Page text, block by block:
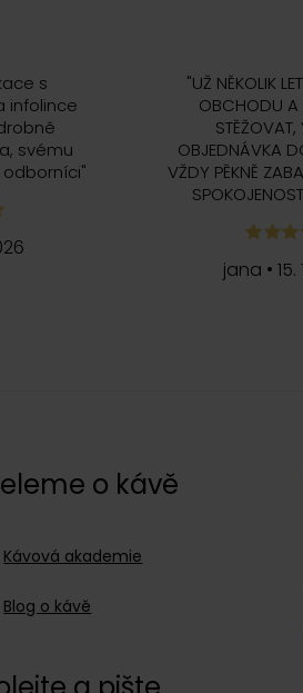
s
infolince
svému
odborníci"
"UŽ NĚKOLIK
OBCHODU A
OBJEDNÁVKA
VŽDY PĚKNĚ
jana •
o kávě
Kávová akademie
Blog o kávě